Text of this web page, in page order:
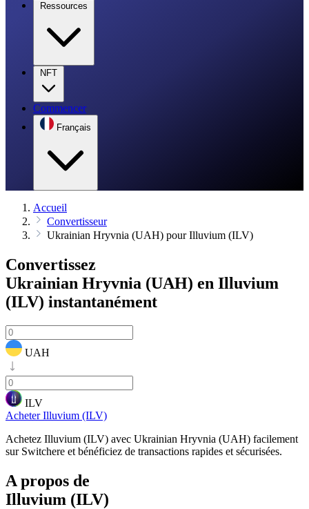
Ressources
NFT
Commencer
Français
Accueil
Convertisseur
Ukrainian Hryvnia (UAH) pour Illuvium (ILV)
Convertissez
Ukrainian Hryvnia (UAH) en Illuvium
(ILV) instantanément
UAH
ILV
Acheter Illuvium (ILV)
Achetez Illuvium (ILV) avec Ukrainian Hryvnia (UAH) facilement
sur Switchere et bénéficiez de transactions rapides et sécurisées.
A propos de
Illuvium (ILV)